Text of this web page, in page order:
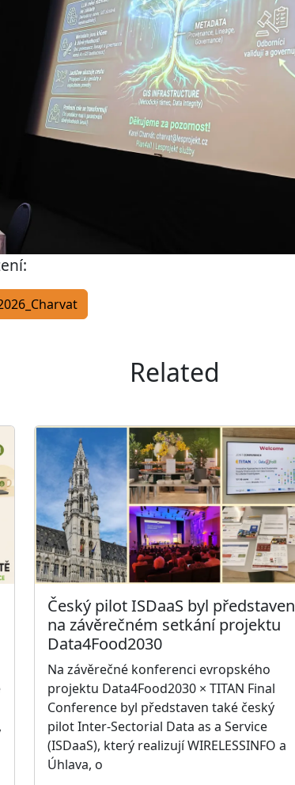
Related
Český pilot ISDaaS byl představen
na závěrečném setkání projektu
Data4Food2030
Na závěrečné konferenci evropského
projektu Data4Food2030 × TITAN Final
Conference byl představen také český
pilot Inter-Sectorial Data as a Service
(ISDaaS), který realizují WIRELESSINFO a
Úhlava, o